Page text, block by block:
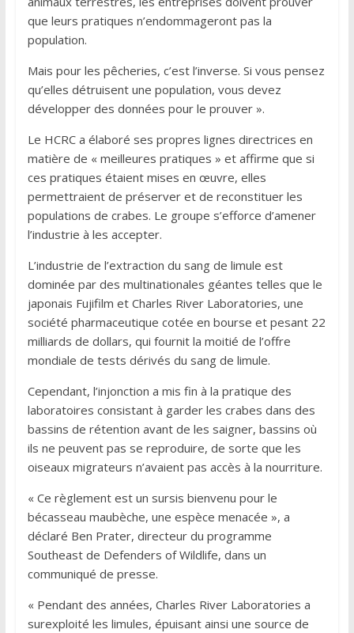
que leurs pratiques n’endommageront pas la
population.
Mais pour les pêcheries, c’est l’inverse. Si vous pensez
qu’elles détruisent une population, vous devez
développer des données pour le prouver ».
Le HCRC a élaboré ses propres lignes directrices en
matière de « meilleures pratiques » et affirme que si
ces pratiques étaient mises en œuvre, elles
permettraient de préserver et de reconstituer les
populations de crabes. Le groupe s’efforce d’amener
l’industrie à les accepter.
L’industrie de l’extraction du sang de limule est
dominée par des multinationales géantes telles que le
japonais Fujifilm et Charles River Laboratories, une
société pharmaceutique cotée en bourse et pesant 22
milliards de dollars, qui fournit la moitié de l’offre
mondiale de tests dérivés du sang de limule.
Cependant, l’injonction a mis fin à la pratique des
laboratoires consistant à garder les crabes dans des
bassins de rétention avant de les saigner, bassins où
ils ne peuvent pas se reproduire, de sorte que les
oiseaux migrateurs n’avaient pas accès à la nourriture.
« Ce règlement est un sursis bienvenu pour le
bécasseau maubèche, une espèce menacée », a
déclaré Ben Prater, directeur du programme
Southeast de Defenders of Wildlife, dans un
communiqué de presse.
« Pendant des années, Charles River Laboratories a
surexploité les limules, épuisant ainsi une source de